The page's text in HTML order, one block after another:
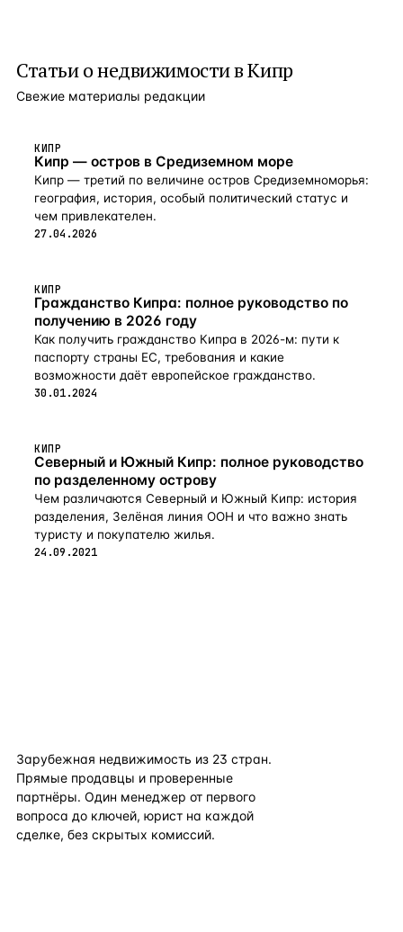
Статьи онедвижимости в Кипр
Свежие материалы редакции
КИПР
Кипр — остров в Средиземном море
Кипр — третий по величине остров Средиземноморья:
география, история, особый политический статус и
чем привлекателен.
27.04.2026
КИПР
Гражданство Кипра: полное руководство по
получению в 2026 году
Как получить гражданство Кипра в 2026-м: пути к
паспорту страны ЕС, требования и какие
возможности даёт европейское гражданство.
30.01.2024
КИПР
Северный и Южный Кипр: полное руководство
по разделенному острову
Чем различаются Северный и Южный Кипр: история
разделения, Зелёная линия ООН и что важно знать
туристу и покупателю жилья.
24.09.2021
Зарубежная недвижимость из 23 стран.
Прямые продавцы и проверенные
партнёры. Один менеджер от первого
вопроса до ключей, юрист на каждой
сделке, без скрытых комиссий.